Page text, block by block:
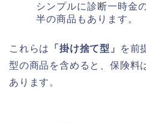
シンプルに診断一時金
半の商品もあります。
これらは 「掛け捨て型」
を前
型の商品を含めると、保険料
あります。